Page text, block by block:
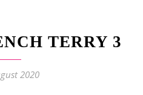
TERRY 3
2020